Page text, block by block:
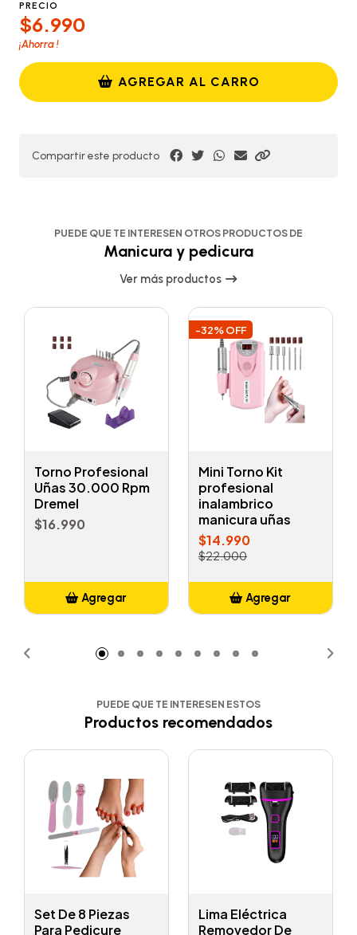
PRECIO
$6.990
¡Ahorra!
AGREGAR AL CARRO
Compartir este producto
PUEDE QUE TE INTERESEN OTROS PRODUCTOS DE
Manicura y pedicura
Ver más productos
Torno Profesional
Uñas 30.000 Rpm
Dremel
$16.990
Agregar
-32% OFF
Mini Torno Kit
profesional
inalambrico
manicura uñas
$14.990
$22.000
Agregar
PUEDE QUE TE INTERESEN ESTOS
Productos recomendados
Set De 8 Piezas
Para Pedicure
Lima Eléctrica
Removedor De